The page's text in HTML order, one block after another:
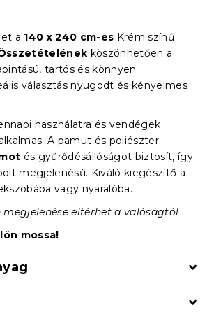
a 140 x 240 cm-es Krém színű
köszönhetően a
tartós és könnyen
választás nyugodt és kényelmes
használatra és vendégek
A pamut és poliészter
és gyűrődésállóságot biztosít, így
megjelenésű. Kiváló kiegészítő a
vagy nyaralóba.
megjelenése eltérhet a valóságtól
mossa!